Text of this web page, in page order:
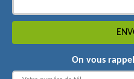
On vous